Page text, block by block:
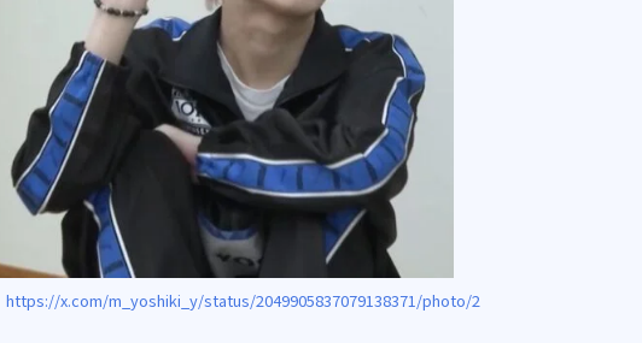
https://x.com/m_yoshiki_y/status/2049905837079138371/photo/2